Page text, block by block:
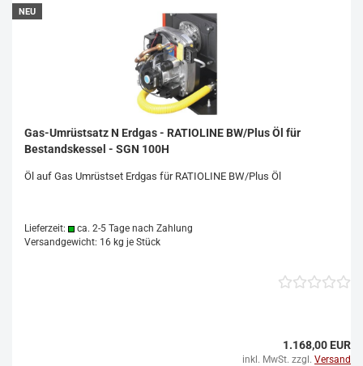
NEU
Gas-Umrüstsatz N Erdgas - RATIOLINE BW/Plus Öl für
Bestandskessel - SGN 100H
Öl auf Gas Umrüstset Erdgas für RATIOLINE BW/Plus Öl
Lieferzeit:
ca. 2-5 Tage nach Zahlung
Versandgewicht: 16 kg je Stück
1.168,00 EUR
inkl. MwSt. zzgl. Versand